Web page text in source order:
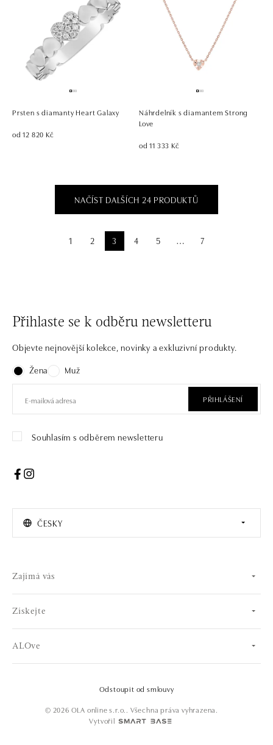
Prsten s diamanty Heart Galaxy
od 12 820 Kč
Náhrdelník s diamantem Strong
Love
od 11 333 Kč
NAČÍST DALŠÍCH 24 PRODUKTŮ
1 2 3 4 5 ⋯ 7
Přihlaste se k odběru newsletteru
Objevte nejnovější kolekce, novinky a exkluzivní produkty.
Žena
Muž
PŘIHLÁŠENÍ
Souhlasím s odběrem newsletteru
ČESKY
Zajímá vás
Získejte
ALOve
© 2026 OLA online s.r.o.. Všechna práva vyhrazena.
Vytvořil
Odstoupit od smlouvy